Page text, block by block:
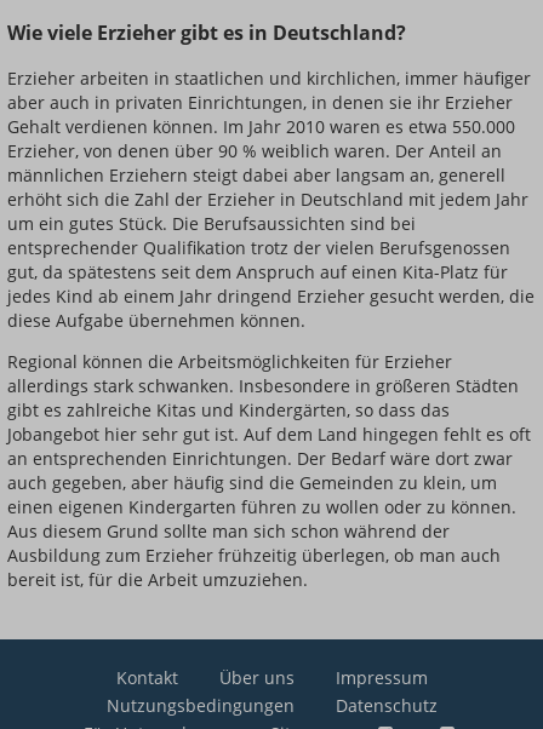
Wie viele Erzieher gibt es in Deutschland?
Erzieher arbeiten in staatlichen und kirchlichen, immer häufiger
aber auch in privaten Einrichtungen, in denen sie ihr Erzieher
Gehalt verdienen können. Im Jahr 2010 waren es etwa 550.000
Erzieher, von denen über 90 % weiblich waren. Der Anteil an
männlichen Erziehern steigt dabei aber langsam an, generell
erhöht sich die Zahl der Erzieher in Deutschland mit jedem Jahr
um ein gutes Stück. Die Berufsaussichten sind bei
entsprechender Qualifikation trotz der vielen Berufsgenossen
gut, da spätestens seit dem Anspruch auf einen Kita-Platz für
jedes Kind ab einem Jahr dringend Erzieher gesucht werden, die
diese Aufgabe übernehmen können.
Regional können die Arbeitsmöglichkeiten für Erzieher
allerdings stark schwanken. Insbesondere in größeren Städten
gibt es zahlreiche Kitas und Kindergärten, so dass das
Jobangebot hier sehr gut ist. Auf dem Land hingegen fehlt es oft
an entsprechenden Einrichtungen. Der Bedarf wäre dort zwar
auch gegeben, aber häufig sind die Gemeinden zu klein, um
einen eigenen Kindergarten führen zu wollen oder zu können.
Aus diesem Grund sollte man sich schon während der
Ausbildung zum Erzieher frühzeitig überlegen, ob man auch
bereit ist, für die Arbeit umzuziehen.
Kontakt Über uns
Impressum
Nutzungsbedingungen
Datenschutz